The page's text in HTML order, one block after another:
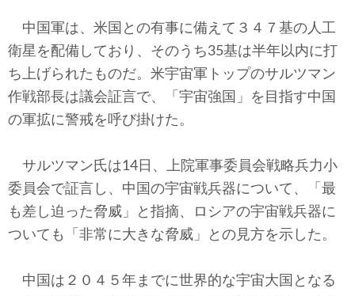
国境・移民政策
テクノロジー
コメンタリー
ビル・ガーツ
東アジア
中国軍は、米国との有事に備えて３４７基の人工
衛星を配備しており、そのうち35基は半年以内に打
ち上げられたものだ。米宇宙軍トップのサルツマン
作戦部長は議会証言で、「宇宙強国」を目指す中国
の軍拡に警戒を呼び掛けた。
サルツマン氏は14日、上院軍事委員会戦略兵力小
委員会で証言し、中国の宇宙戦兵器について、「最
も差し迫った脅威」と指摘、ロシアの宇宙戦兵器に
ついても「非常に大きな脅威」との見方を示した。
中国は２０４５年までに世界的な宇宙大国となる